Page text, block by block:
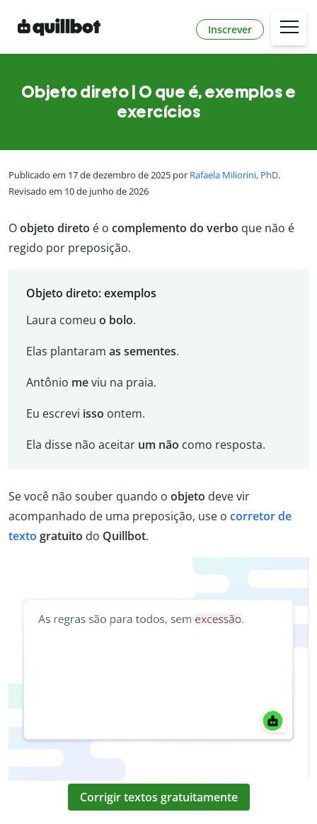
Inscrever
Objeto direto | O que é, exemplos e
exercícios
Publicado em 17 de dezembro de 2025 por Rafaela Miliorini, PhD.
Revisado em 10 de junho de 2026
Oobjeto direto é o complemento do verbo que não é
regido por preposição.
Objeto direto: exemplos
Laura comeu o bolo.
Elas plantaram as sementes.
Antônio meviu na praia.
Eu escrevi isso ontem.
Ela disse não aceitar um não como resposta.
Se você não souber quando o objeto deve vir
acompanhado de uma preposição, use o corretor de
texto gratuito do Quillbot.
Corrigir textos gratuitamente